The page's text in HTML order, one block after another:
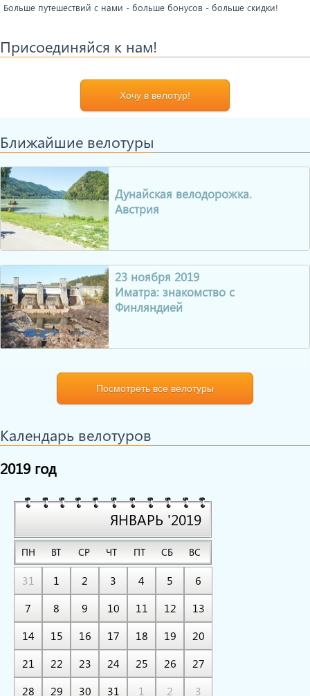
Больше путешествий с нами - больше бонусов - больше скидки!
Присоединяйся к нам!
Хочу в велотур!
Ближайшие велотуры
Дунайская велодорожка.
Австрия
23 ноября 2019
Иматра: знакомство с
Финляндией
Посмотреть все велотуры
Календарь велотуров
2019 год
ЯНВАРЬ '2019
ПН ВТ СР ЧТ ПТ СБ ВС
31 1 2 3 4 5
6
7
8 9 10 11 12
13
14
15 16 17 18 19
20
21
22 23 24 25 26
27
28
29 30 31 1 2 3